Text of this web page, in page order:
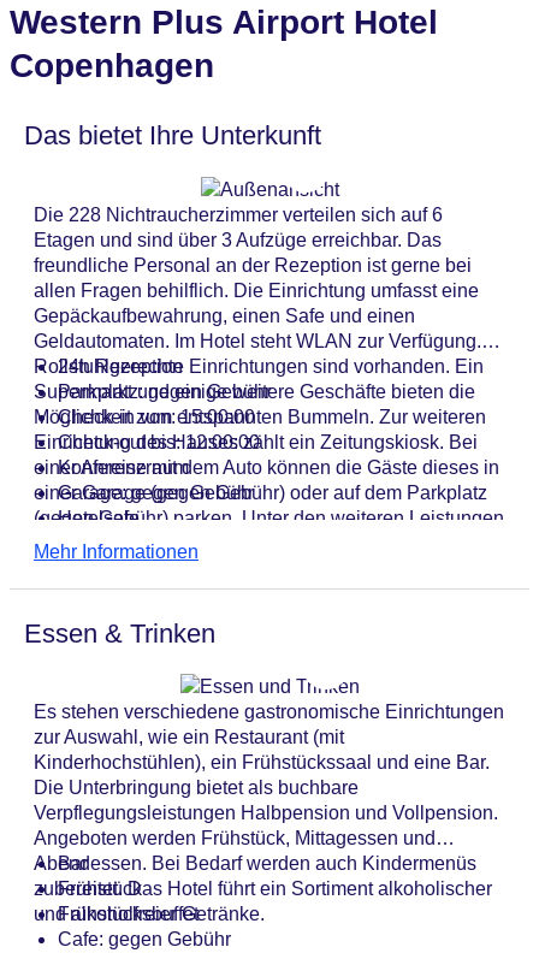
Western Plus Airport Hotel
Copenhagen
Das bietet Ihre Unterkunft
Die 228 Nichtraucherzimmer verteilen sich auf 6
Etagen und sind über 3 Aufzüge erreichbar. Das
freundliche Personal an der Rezeption ist gerne bei
allen Fragen behilflich. Die Einrichtung umfasst eine
Gepäckaufbewahrung, einen Safe und einen
Geldautomaten. Im Hotel steht WLAN zur Verfügung.
Rollstuhlgerechte Einrichtungen sind vorhanden. Ein
Supermarkt und einige weitere Geschäfte bieten die
Möglichkeit zum entspannten Bummeln. Zur weiteren
Einrichtung des Hauses zählt ein Zeitungskiosk. Bei
einer Anreise mit dem Auto können die Gäste dieses in
einer Garage (gegen Gebühr) oder auf dem Parkplatz
(gegen Gebühr) parken. Unter den weiteren Leistungen
finden sich eine Kinderbetreuung, ein Zimmerservice
Fahrradverleihs auch mit dem Rad erkundet werden.
Im Geschäftsbereich (Business-Center) sind Faxgerät
und Projektor vorhanden. Für Konferenzen, Vorträge
oder Tagungen stehen 5 Räume zur Verfügung.
24h Rezeption
Parkplatz: gegen Gebühr
Check-in von: 15:00:00
Check-out bis: 12:00:00
Konferenzraum
Garage: gegen Gebühr
Hotelsafe
WLAN/WiFi im Hotel
Lift
Anzahl der Aufzüge: 3
Zimmerservice
Gesamtanzahl der Stockwerke: 6
Gesamtanzahl der Zimmer: 228
Zahlungsarten: American Express, Diners Club,
Mastercard, Visa
Landeskategorie: 3 Sterne
Mehr Informationen
Essen & Trinken
Es stehen verschiedene gastronomische Einrichtungen
zur Auswahl, wie ein Restaurant (mit
Kinderhochstühlen), ein Frühstückssaal und eine Bar.
Die Unterbringung bietet als buchbare
Verpflegungsleistungen Halbpension und Vollpension.
Angeboten werden Frühstück, Mittagessen und
Abendessen. Bei Bedarf werden auch Kindermenüs
zubereitet. Das Hotel führt ein Sortiment alkoholischer
und alkoholfreier Getränke.
Bar
Frühstück
Frühstücksbuffet
Cafe: gegen Gebühr